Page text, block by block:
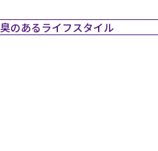
のあるライフスタイル